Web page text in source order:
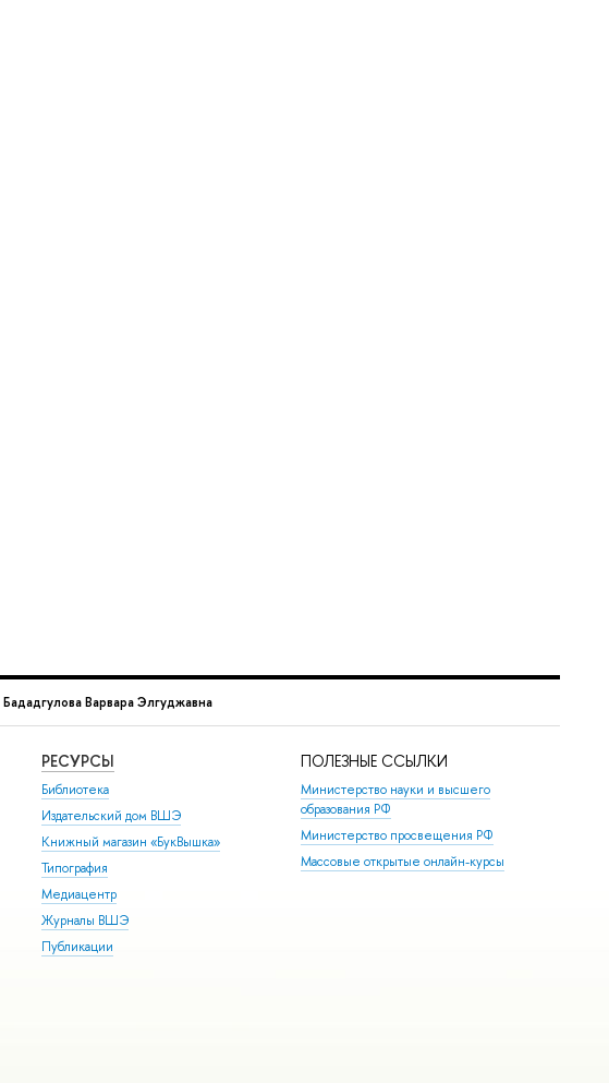
Бададгулова Варвара Элгуджавна
РЕСУРСЫ
Библиотека
Издательский дом ВШЭ
Книжный магазин «БукВышка»
Типография
Медиацентр
Журналы ВШЭ
Публикации
ПОЛЕЗНЫЕ ССЫЛКИ
Министерство науки и высшего
образования РФ
Министерство просвещения РФ
Массовые открытые онлайн-курсы